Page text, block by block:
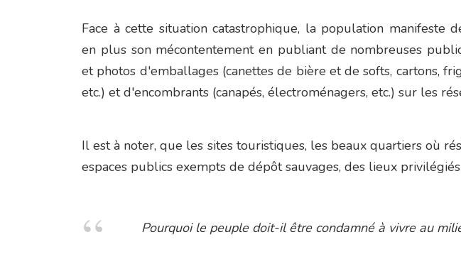
Face à cette situation catastrophique, la population manifeste
en plus son mécontentement en publiant de nombreuses
et photos d'emballages (canettes de bière et de softs, cartons,
etc.) et d'encombrants (canapés, électroménagers, etc.) sur les
Il est à noter, que les sites touristiques, les beaux quartiers où
espaces publics exempts de dépôt sauvages, des lieux
Pourquoi le peuple doit-il être condamné à vivre au